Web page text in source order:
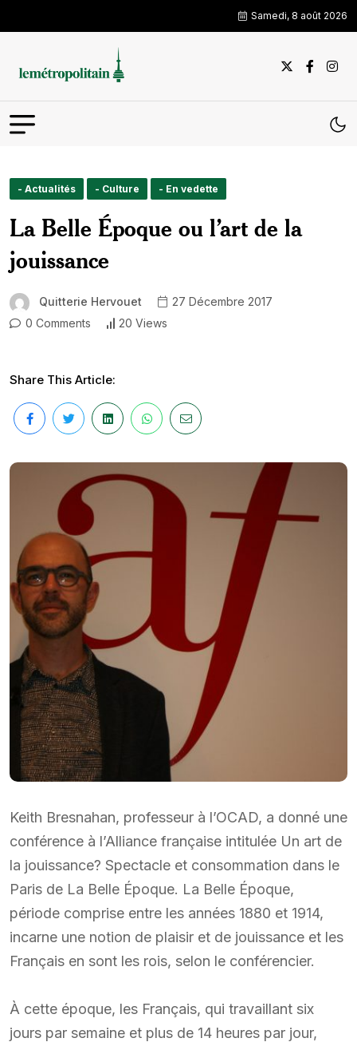
Samedi, 8 août 2026
- Actualités - Culture - En vedette
La Belle Époque ou l’art de la
jouissance
Quitterie Hervouet
27 Décembre 2017
0 Comments
20 Views
Share This Article:
Keith Bresnahan, professeur à l’OCAD, a donné une
conférence à l’Alliance française intitulée Un art de
la jouissance? Spectacle et consommation dans le
Paris de La Belle Époque. La Belle Époque,
période comprise entre les années 1880 et 1914,
incarne une notion de plaisir et de jouissance et les
Français en sont les rois, selon le conférencier.
À cette époque, les Français, qui travaillant six
jours par semaine et plus de 14 heures par jour,